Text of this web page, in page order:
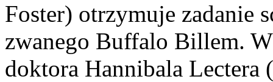
Foster) otrzymuje zadanie
zwanego Buffalo Billem.
doktora Hannibala Lectera